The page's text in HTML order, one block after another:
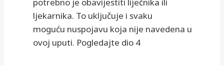
potrebno je obavijestiti liječnika ili
ljekarnika. To uključuje i svaku
moguću nuspojavu koja nije navedena u
ovoj uputi. Pogledajte dio 4